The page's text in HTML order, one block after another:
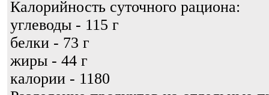
Калорийность суточного рациона:
углеводы - 115 г
белки - 73 г
жиры - 44 г
калории - 1180